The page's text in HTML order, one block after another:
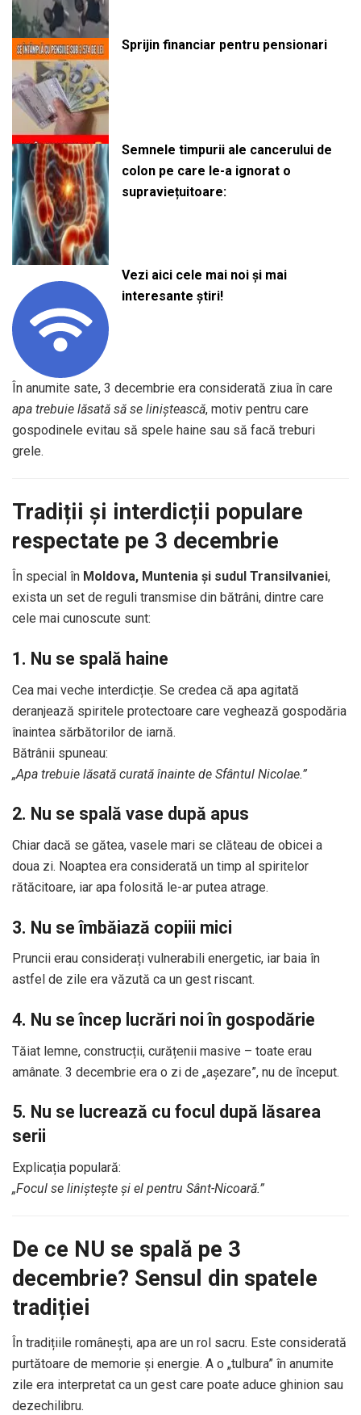
Sprijin financiar pentru pensionari
Semnele timpurii ale cancerului de
colon pe care le-a ignorat o
supraviețuitoare:
Vezi aici cele mai noi și mai
interesante știri!
În anumite sate, 3 decembrie era considerată ziua în care
apa trebuie lăsată să se liniștească, motiv pentru care
gospodinele evitau să spele haine sau să facă treburi
grele.
Tradiții și interdicții populare
respectate pe 3 decembrie
În special în Moldova, Muntenia și sudul Transilvaniei,
exista un set de reguli transmise din bătrâni, dintre care
cele mai cunoscute sunt:
1. Nu se spală haine
Cea mai veche interdicție. Se credea că apa agitată
deranjează spiritele protectoare care veghează gospodăria
înaintea sărbătorilor de iarnă.
Bătrânii spuneau:
„Apa trebuie lăsată curată înainte de Sfântul Nicolae.”
2. Nu se spală vase după apus
Chiar dacă se gătea, vasele mari se clăteau de obicei a
doua zi. Noaptea era considerată un timp al spiritelor
rătăcitoare, iar apa folosită le-ar putea atrage.
3. Nu se îmbăiază copiii mici
Pruncii erau considerați vulnerabili energetic, iar baia în
astfel de zile era văzută ca un gest riscant.
4. Nu se încep lucrări noi în gospodărie
Tăiat lemne, construcții, curățenii masive – toate erau
amânate. 3 decembrie era o zi de „așezare”, nu de început.
5. Nu se lucrează cu focul după lăsarea
serii
Explicația populară:
„Focul se liniștește și el pentru Sânt-Nicoară.”
De ce NU se spală pe 3
decembrie? Sensul din spatele
tradiției
În tradițiile românești, apa are un rol sacru. Este considerată
purtătoare de memorie și energie. A o „tulbura” în anumite
zile era interpretat ca un gest care poate aduce ghinion sau
dezechilibru.